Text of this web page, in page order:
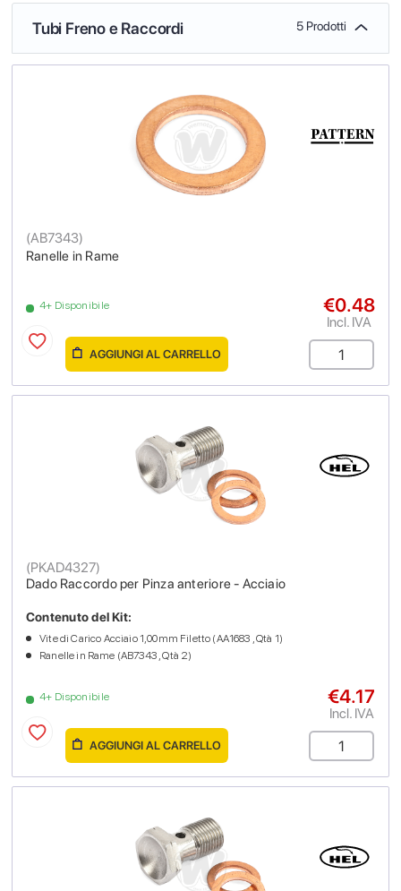
Tubi Freno e Raccordi 5 Prodotti
Ranelle in Rame
(AB7343)
4+ Disponibile €0.48
Incl. IVA
AGGIUNGI AL CARRELLO
Dado Raccordo per Pinza anteriore - Acciaio
(PKAD4327)
4+ Disponibile
Contenuto del Kit:
Vite di Carico Acciaio 1,00mm Filetto (AA1683 , Qtà 1)
Ranelle in Rame (AB7343 , Qtà 2)
€4.17
Incl. IVA
AGGIUNGI AL CARRELLO